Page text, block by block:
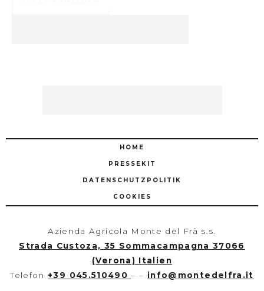
HOME
PRESSEKIT
DATENSCHUTZPOLITIK
COOKIES
Azienda Agricola Monte del Frà s.s.
Strada Custoza, 35 Sommacampagna 37066
(Verona) Italien
Telefon+39 045.510490– – info@ montedelfra.it